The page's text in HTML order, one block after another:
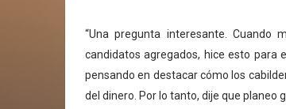
“Una pregunta interesante. Cuando
candidatos agregados, hice esto para
pensando en destacar cómo los
del dinero. Por lo tanto, dije que planeo